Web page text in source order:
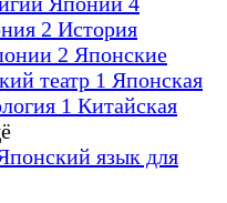
2 История
2 Японские
театр 1 Японская
1 Китайская
язык для